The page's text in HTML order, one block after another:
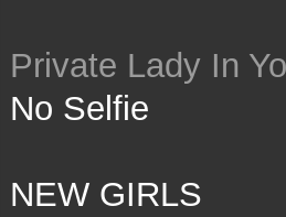
Private Lady In
No Selfie
NEW GIRLS